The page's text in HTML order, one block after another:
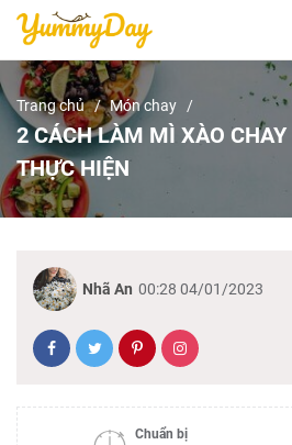
Trang chủ Món chay
2 CÁCH LÀM MÌ XÀO CHAY
THỰC HIỆN
Nhã An 00:28 04/01/2023
Chuẩn bị